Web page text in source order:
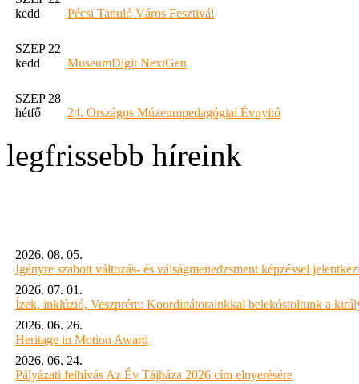
kedd
Pécsi Tanuló Város Fesztivál
SZEP 22
kedd
MuseumDigit NextGen
SZEP 28
hétfő
24. Országos Múzeumpedagógiai Évnyitó
legfrissebb híreink
2026. 08. 05.
Igényre szabott változás- és válságmenedzsment képzéssel
2026. 07. 01.
Ízek, inklúzió, Veszprém: Koordinátorainkkal belekóstoltunk a
2026. 06. 26.
Heritage in Motion Award
2026. 06. 24.
Pályázati felhívás Az Év Tájháza 2026 cím elnyerésére